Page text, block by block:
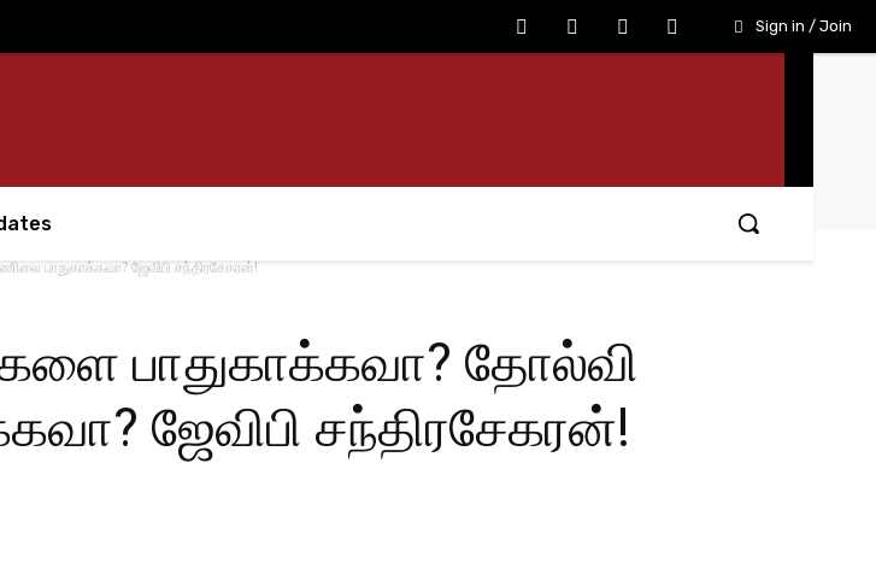
Sign in / Join
பாதுகாக்கவா? ஜேவிபி சந்திரசேகரன்!
பாதுகாக்கவா? தோல்வி
ஜேவிபி சந்திரசேகரன்!